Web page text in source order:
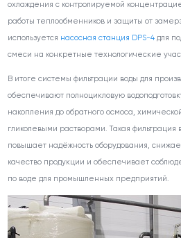
охлаждения с контролируемой
работы теплообменников и защиты от
используется насосная станция DPS-4 для
смеси на конкретные технологические
В итоге системы фильтрации воды для
обеспечивают полноцикловую
накопления до обратного осмоса,
гликолевыми растворами. Такая фильтрация
повышает надёжность оборудования,
качество продукции и обеспечивает
по воде для промышленных предприятий.